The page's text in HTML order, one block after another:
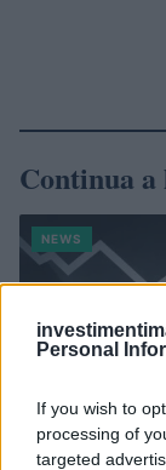
Personal
If you wish to
processing of
targeted
Continua a
NEWS